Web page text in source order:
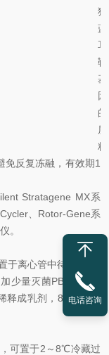
猪
蓝
耳
靶
基
因
的
质
免反复冻融，有效期1
Stratagene MX系
Rotor-Gene系
仪。
于离心管中待检。
加少量灭菌PBS
，用无
释成乳剂， 8000 rpm
可置于2 ～8℃冷藏过
电话咨询